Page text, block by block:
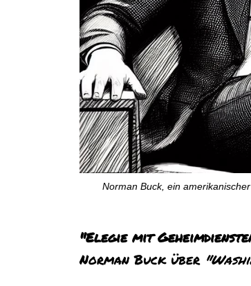
Norman Buck, ein
"Elegie mit
Norman Buck über